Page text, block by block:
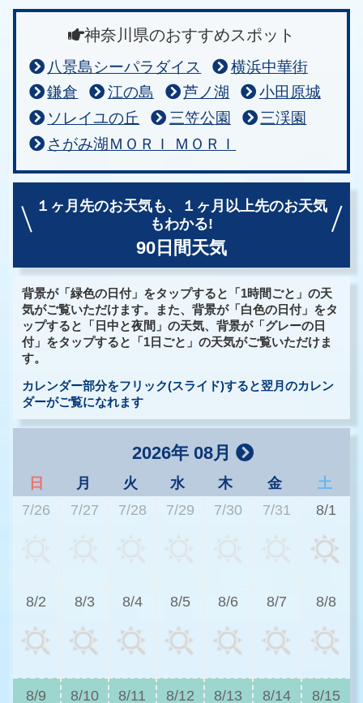
神奈川県のおすすめスポット
八景島シーパラダイス
横浜中華街
鎌倉
江の島 芦ノ湖
小田原城
ソレイユの丘
三笠公園
三渓園
さがみ湖ＭＯＲＩ ＭＯＲＩ
１ヶ月先のお天気も、
１ヶ月以上先のお天気
もわかる!
90日間天気
背景が「緑色の日付」をタップすると「1時間ごと」の天
気がご覧いただけます。また、背景が「白色の日付」をタ
ップすると「日中と夜間」の天気、背景が「グレーの日
付」をタップすると「1日ごと」の天気がご覧いただけま
す。
カレンダー部分をフリック(スライド)すると翌月のカレン
ダーがご覧になれます
2026年 08月
日 月 火 水 木 金
土
7/26
7/27 7/28 7/29 7/30 7/31 8/1
8/2 8/3 8/4 8/5 8/6 8/7 8/8
8/9 8/10 8/11 8/12 8/13 8/14 8/15